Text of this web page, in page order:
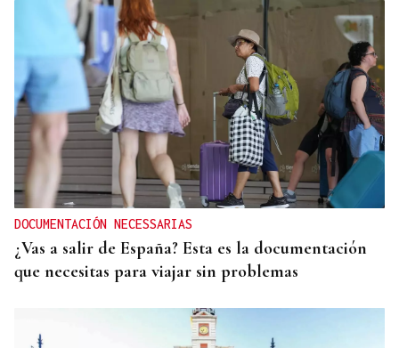
DOCUMENTACIÓN NECESSARIAS
¿Vas a salir de España? Esta es la documentación
que necesitas para viajar sin problemas